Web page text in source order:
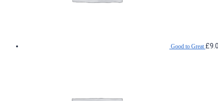
Good to Great £